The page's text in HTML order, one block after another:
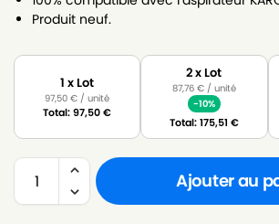
Produit neuf.
1 x Lot
97,50€ / unité
Total:97,50€
2 x Lot
87,76 €/ unité
-10%
Total:175,51 €
Ajouter au